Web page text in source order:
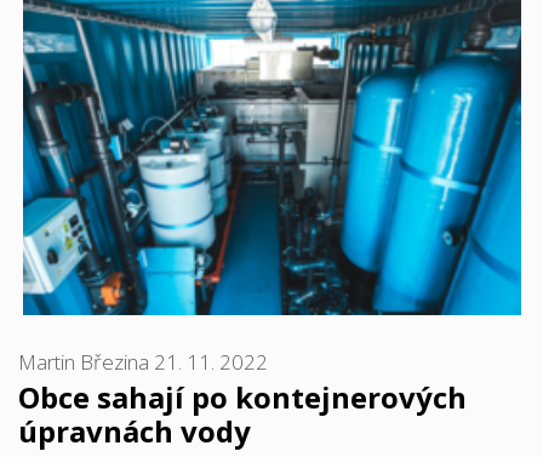
Obce sahají po kontejnerových
úpravnách vody
Martin Březina 21. 11. 2022